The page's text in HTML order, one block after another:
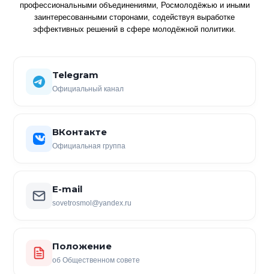
профессиональными объединениями, Росмолодёжью и иными
заинтересованными сторонами, содействуя выработке
эффективных решений в сфере молодёжной политики.
Telegram
Официальный канал
ВКонтакте
Официальная группа
E-mail
sovetrosmol@yandex.ru
Положение
об Общественном совете